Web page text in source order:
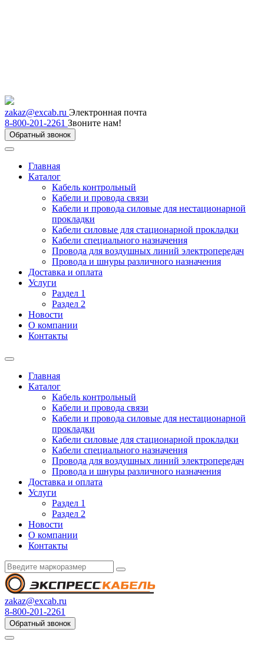
zakaz@excab.ru Электронная почта
8-800-201-2261 Звоните нам!
Обратный звонок
Главная
Каталог
Кабель контрольный
Кабели и провода связи
Кабели и провода силовые для нестационарной
прокладки
Кабели силовые для стационарной прокладки
Кабели специального назначения
Провода для воздушных линий электропередач
Провода и шнуры различного назначения
Доставка и оплата
Услуги
Раздел 1
Раздел 2
Новости
О компании
Контакты
Главная
Каталог
Кабель контрольный
Кабели и провода связи
Кабели и провода силовые для нестационарной
прокладки
Кабели силовые для стационарной прокладки
Кабели специального назначения
Провода для воздушных линий электропередач
Провода и шнуры различного назначения
Доставка и оплата
Услуги
Раздел 1
Раздел 2
Новости
О компании
Контакты
zakaz@excab.ru
8-800-201-2261
Обратный звонок